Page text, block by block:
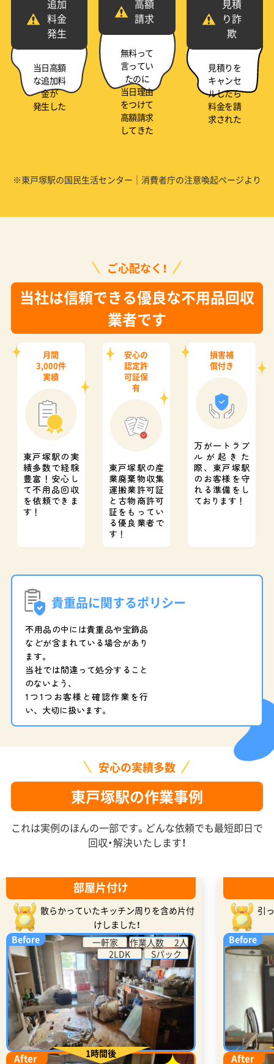
追加
料金
発生
当日高額
な追加料
金が
発生した
高額
請求
無料って
言ってい
たのに
当日理由
をつけて
高額請求
してきた
見積
り詐
欺
見積りを
キャンセ
ルしたら
料金を請
求された
※東戸塚駅の国民生活センター｜消費者庁の注意喚起ページより
ご心配なく！
当社は信頼できる優良な不用品回収
業者です
月間
3,000件
実績
東戸塚駅の実
績多数で経験
豊富！ 安心し
て不用品回収
を依頼できま
す！
安心の
認定許
可証保
有
東戸塚駅の産
業廃棄物収集
運搬業許可証
と 古物商許可
証をもってい
る優良業者で
す！
損害補
償付き
万が一トラブ
ルが起きた
際、東戸塚駅
のお客様を守
れる準備をし
ております！
貴重品に関するポリシー
不用品の中には貴重品や宝飾品
などが含まれている場合があり
ます。
当社では間違って処分すること
のないよう、
1つ1つお客様と確認作業を行
い、大切に扱います。
安心の実績多数
東戸塚駅の作業事例
これは実例のほんの一部です。どんな依頼でも最短即日で
回収・解決いたします！
部屋片付け
散らかっていたキッチン周りを含め片付
けしました！
Before
一軒家
作業人数 2人
2LDK
Sパック
After 1時間後
引
Before
After